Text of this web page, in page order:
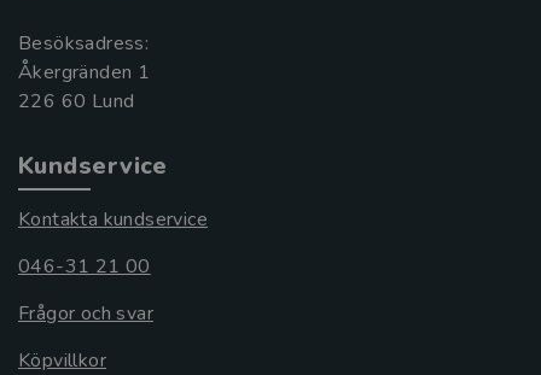
Besöksadress:
Åkergränden 1
Kundservice
Kontakta kundservice
046-31 21 00
Frågor och svar
Köpvillkor